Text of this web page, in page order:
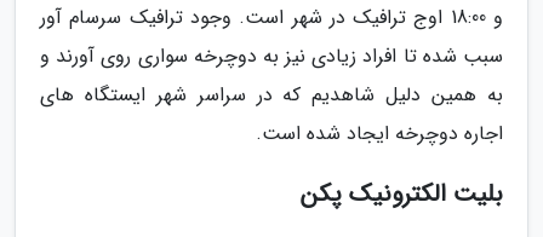
و 18:00 اوج ترافیک در شهر است. وجود ترافیک سرسام آور
سبب شده تا افراد زیادی نیز به دوچرخه سواری روی آورند و
به همین دلیل شاهدیم که در سراسر شهر ایستگاه های
اجاره دوچرخه ایجاد شده است.
بلیت الکترونیک پکن